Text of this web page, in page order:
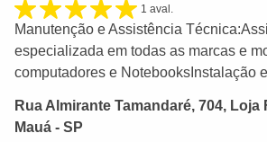
1 aval.
Manutenção e Assistência
especializada em todas as marcas e
computadores e NotebooksInstalação
Rua Almirante Tamandaré, 704, Loja
Mauá - SP